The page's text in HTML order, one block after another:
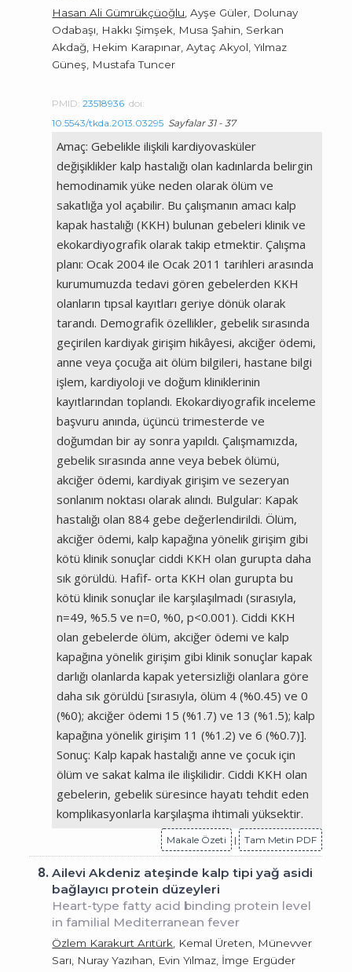
Hasan Ali Gümrükçüoğlu , Ayşe Güler, Dolunay
Odabaşı, Hakkı Şimşek, Musa Şahin, Serkan
Akdağ, Hekim Karapınar, Aytaç Akyol, Yılmaz
Güneş, Mustafa Tuncer
PMID:23518936 doi:
10.5543/tkda.2013.03295 Sayfalar 31 - 37
Amaç: Gebelikle ilişkili kardiyovasküler
değişiklikler kalp hastalığı olan kadınlarda belirgin
hemodinamik yüke neden olarak ölüm ve
sakatlığa yol açabilir. Bu çalışmanın amacı kalp
kapak hastalığı (KKH) bulunan gebeleri klinik ve
ekokardiyografik olarak takip etmektir. Çalışma
planı: Ocak 2004 ile Ocak 2011 tarihleri arasında
kurumumuzda tedavi gören gebelerden KKH
olanların tıpsal kayıtları geriye dönük olarak
tarandı. Demografik özellikler, gebelik sırasında
geçirilen kardiyak girişim hikâyesi, akciğer ödemi,
anne veya çocuğa ait ölüm bilgileri, hastane bilgi
işlem, kardiyoloji ve doğum kliniklerinin
kayıtlarından toplandı. Ekokardiyografik inceleme
başvuru anında, üçüncü trimesterde ve
doğumdan bir ay sonra yapıldı. Çalışmamızda,
gebelik sırasında anne veya bebek ölümü,
akciğer ödemi, kardiyak girişim ve sezeryan
sonlanım noktası olarak alındı. Bulgular: Kapak
hastalığı olan 884 gebe değerlendirildi. Ölüm,
akciğer ödemi, kalp kapağına yönelik girişim gibi
kötü klinik sonuçlar ciddi KKH olan gurupta daha
sık görüldü. Hafif- orta KKH olan gurupta bu
kötü klinik sonuçlar ile karşılaşılmadı (sırasıyla,
n=49, %5.5 ve n=0, %0, p<0.001). Ciddi KKH
olan gebelerde ölüm, akciğer ödemi ve kalp
kapağına yönelik girişim gibi klinik sonuçlar kapak
darlığı olanlarda kapak yetersizliği olanlara göre
daha sık görüldü [sırasıyla, ölüm 4 (%0.45) ve 0
(%0); akciğer ödemi 15 (%1.7) ve 13 (%1.5); kalp
kapağına yönelik girişim 11 (%1.2) ve 6 (%0.7)].
Sonuç: Kalp kapak hastalığı anne ve çocuk için
ölüm ve sakat kalma ile ilişkilidir. Ciddi KKH olan
gebelerin, gebelik süresince hayatı tehdit eden
komplikasyonlarla karşılaşma ihtimali yüksektir.
Makale Özeti | Tam Metin PDF
8.Ailevi Akdeniz ateşinde kalp tipi yağ asidi
bağlayıcı protein düzeyleri
Heart-type fatty acid binding protein level
in familial Mediterranean fever
Özlem Karakurt Arıtürk , Kemal Üreten, Münevver
Sarı, Nuray Yazıhan, Evin Yılmaz, İmge Ergüder